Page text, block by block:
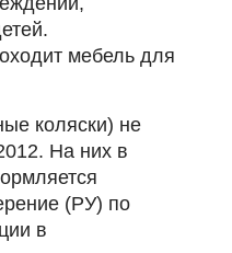
мебель для
коляски) не
На них в
(РУ) по
в